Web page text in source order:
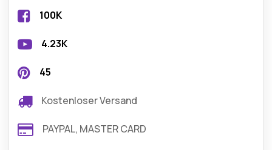
100K
4.23K
45
Kostenloser Versand
PAYPAL, MASTER CARD